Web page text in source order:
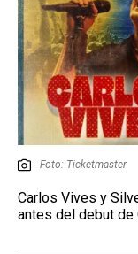
Foto: Ticketmaster
Carlos Vives y
antes del debut de